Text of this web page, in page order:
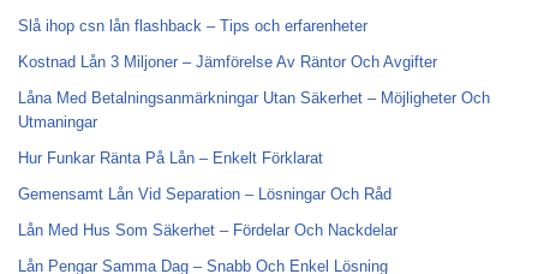
Slå ihop csn lån flashback – Tips och erfarenheter
Kostnad Lån 3 Miljoner – Jämförelse Av Räntor Och Avgifter
Låna Med Betalningsanmärkningar Utan Säkerhet – Möjligheter Och
Utmaningar
Hur Funkar Ränta På Lån – Enkelt Förklarat
Gemensamt Lån Vid Separation – Lösningar Och Råd
Lån Med Hus Som Säkerhet – Fördelar Och Nackdelar
Lån Pengar Samma Dag – Snabb Och Enkel Lösning